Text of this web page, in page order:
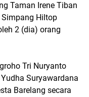
Taman Irene Tiban
Simpang Hiltop
2 (dia) orang
Tri Nuryanto
Suryawardana
Barelang secara